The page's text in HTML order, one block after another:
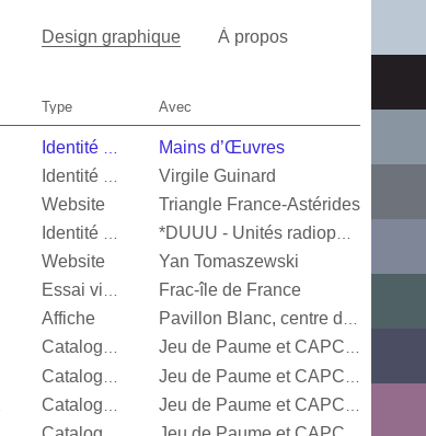
Design graphique À propos
Type Avec
Mains d’Œuvres
Virgile Guinard
Website
Triangle France-Astérides
Identité visuelle *DUUU - Unités radiophoniques mobiles
Website
Yan Tomaszewski
Essai visuel
Frac-île de France
Affiche Pavillon Blanc, centre d’art contemporain de la Ville de Colomiers
Catalogue d’exposition Jeu de Paume et CAPC Bordeaux